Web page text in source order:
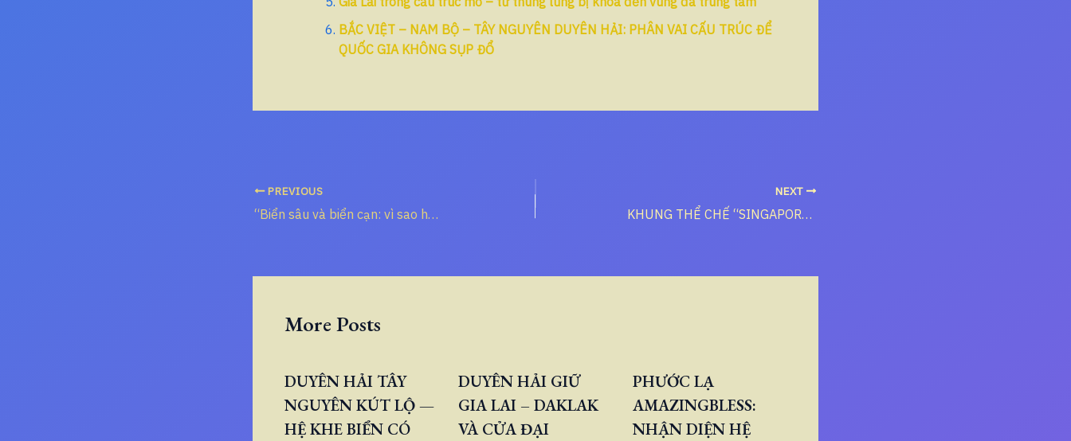
BẮC VIỆT – NAM BỘ – TÂY NGUYÊN DUYÊN HẢI: PHÂN VAI CẤU TRÚC ĐỂ
QUỐC GIA KHÔNG SỤP ĐỔ
PREVIOUS
“Biển sâu và biển cạn: vì sao hai cường quốc không thể đi cùng một con đường”
NEXT
KHUNG THỂ CHẾ “SINGAPORE HÓA GIỚI HẠN” VÀ LỘ TRÌNH 5–7 NĂM CHO KÚT LỘ
More Posts
DUYÊN HẢI TÂY
NGUYÊN KÚT LỘ —
HỆ KHE BIỂN CÓ
DUYÊN HẢI GIỮ
GIA LAI – DAKLAK
VÀ CỬA ĐẠI
PHƯỚC LẠ
AMAZINGBLESS:
NHẬN DIỆN HỆ